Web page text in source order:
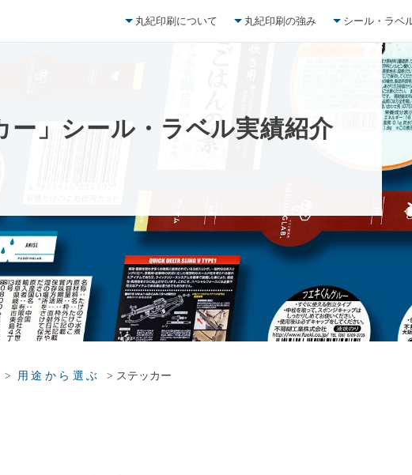
丸紀印刷について 丸紀印刷の強み シール・ラベ
ー 」 シール・ ラベル実績紹介
> 用途から選ぶ > ステッカー